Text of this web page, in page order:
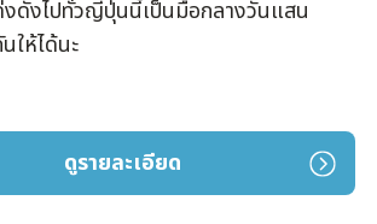
วันเสาร์และอาทิตย์ที่ 2 ของเดือน
ธ์ เทียนในโคมไฟหิมะกว่า 300 โคมและ
กิดบรรยากาศสวยงามน่ามหัศจรรย์
ามัตสึงาซากิ” ที่บูชาอุเอะสุกิ โยซังเป็นเทพ
ลเจ้าซึ่งรู้จักกันมาจากคำกล่าวที่ว่า “ไม่ว่า
งดังไปทั่วญี่ปุ่นนี้เป็นมื้อกลางวันแสน
ให้ได้นะ
ดูรายละเอียด